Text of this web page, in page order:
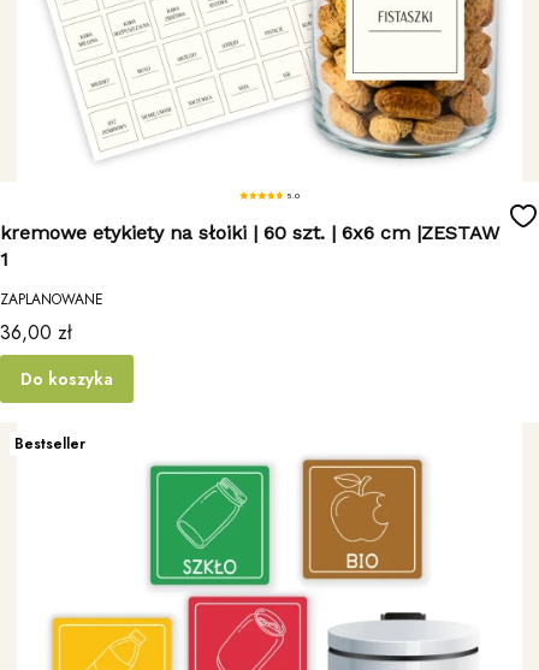
5.0
kremowe etykiety na słoiki | 60 szt. | 6x6 cm |ZESTAW
1
ZAPLANOWANE
Cena
36,00 zł
Do koszyka
Bestseller